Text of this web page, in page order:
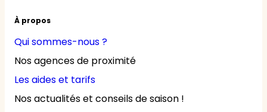
À propos
Qui sommes-nous ?
Nos agences de proximité
Les aides et tarifs
Nos actualités et conseils de saison !